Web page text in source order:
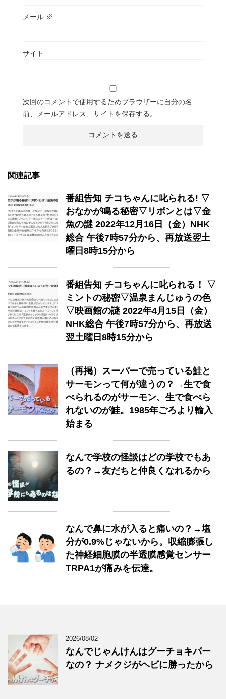
メール ※
サイト
次回のコメントで使用するためブラウザーに自分の名
前、メールアドレス、サイトを保存する。
関連記事
番組告知 チコちゃんに叱られる! ▽
おなかが鳴る秘密▽リボンとは▽金
魚の謎 2022年12月16日（金）NHK
総合 午後7時57分から、再放送翌土
曜日8時15分から
番組告知 チコちゃんに叱られる！ ▽
ミントの秘密▽温泉まんじゅうの色
▽映画館の謎 2022年4月15日（金）
NHK総合 午後7時57分から、再放送
翌土曜日8時15分から
（再掲）スーパーで売っている鮭と
サーモンって何が違うの？→生で食
べられるのがサーモン、生で食べら
れないのが鮭。1985年ごろより輸入
始まる
なんで学校の怪談はどの学校でもあ
るの？→友だちと仲良くなれるから
なんで鼻に水が入ると痛いの？→塩
分が0.9%じゃないから。収縮膨張し
た神経細胞膜の半透膜感覚センサー
TRPA1が痛みを伝達。
2026/08/02
なんでじゃんけんはグーチョキパー
なの？ ナメクジがヘビに勝ったから